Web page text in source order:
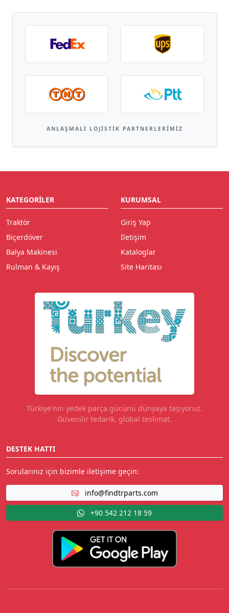
ANLAŞMALI LOJISTIK PARTNERLERIMIZ
KATEGORILER
Traktör
Biçerdöver
Balya Makinesi
Rulman & Kayış
KURUMSAL
Giriş Yap
İletişim
Kataloglar
Site Haritası
Türkiye'nin yedek parça gücünü dünyaya taşıyoruz.
Güvenilir tedarik, global teslimat.
DESTEK HATTI
Sorularınız için bizimle iletişime geçin:
info@findtrparts.com
+90 542 212 18 59